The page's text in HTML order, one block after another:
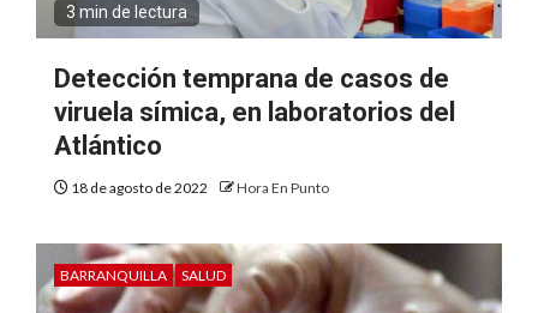
3 min de lectura
Detección temprana de casos de
viruela símica, en laboratorios del
Atlántico
18 de agosto de 2022 Hora En Punto
BARRANQUILLA SALUD